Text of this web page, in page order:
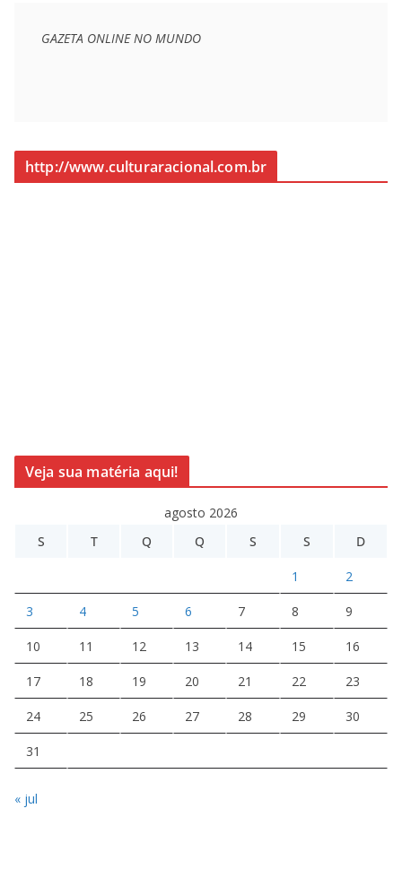
GAZETA ONLINE NO MUNDO
http://www.culturaracional.com.br
Veja sua matéria aqui!
agosto 2026
S
T Q Q S S D
1 2
3 4 5 6 7 8 9
10 11 12 13 14 15 16
17 18 19 20 21 22 23
24 25 26 27 28 29 30
31
« jul